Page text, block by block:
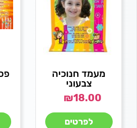
מעמד חנוכיה
צבעוני
₪18.00
לפרטים